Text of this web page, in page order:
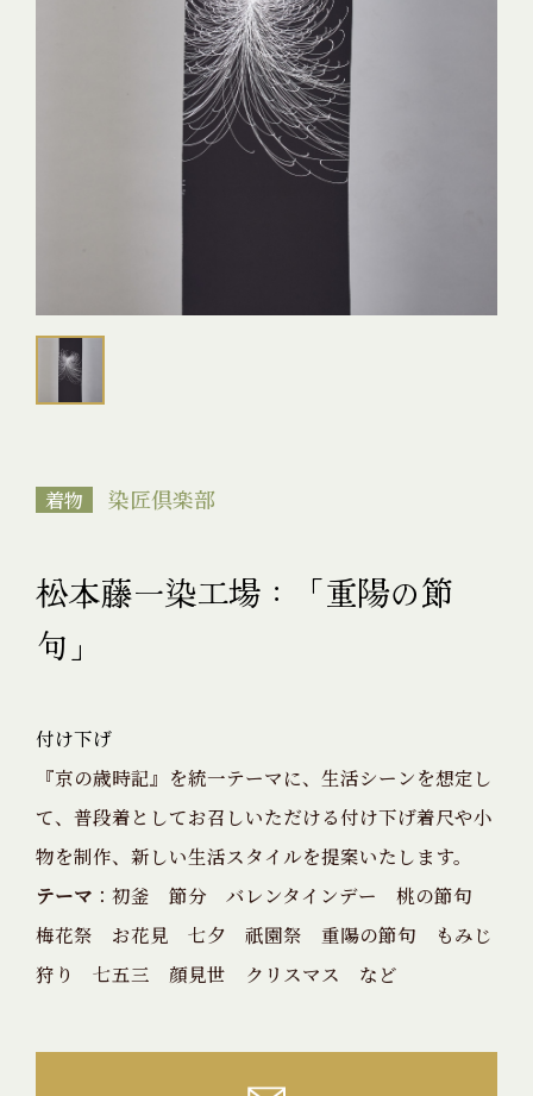
着物 染匠倶楽部
松本藤一染工場：「重陽の節
句」
付け下げ
『京の歳時記』を統一テーマに、生活シーンを想定し
て、普段着としてお召しいただける付け下げ着尺や小
物を制作、新しい生活スタイルを提案いたします。
テーマ ：初釜 節分 バレンタインデー 桃の節句
梅花祭 お花見 七夕 祇園祭 重陽の節句 もみじ
狩り 七五三 顔見世 クリスマス など